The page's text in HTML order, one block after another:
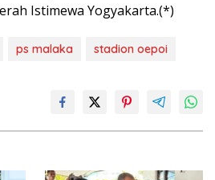
Istimewa Yogyakarta.(*)
ps malaka stadion oepoi